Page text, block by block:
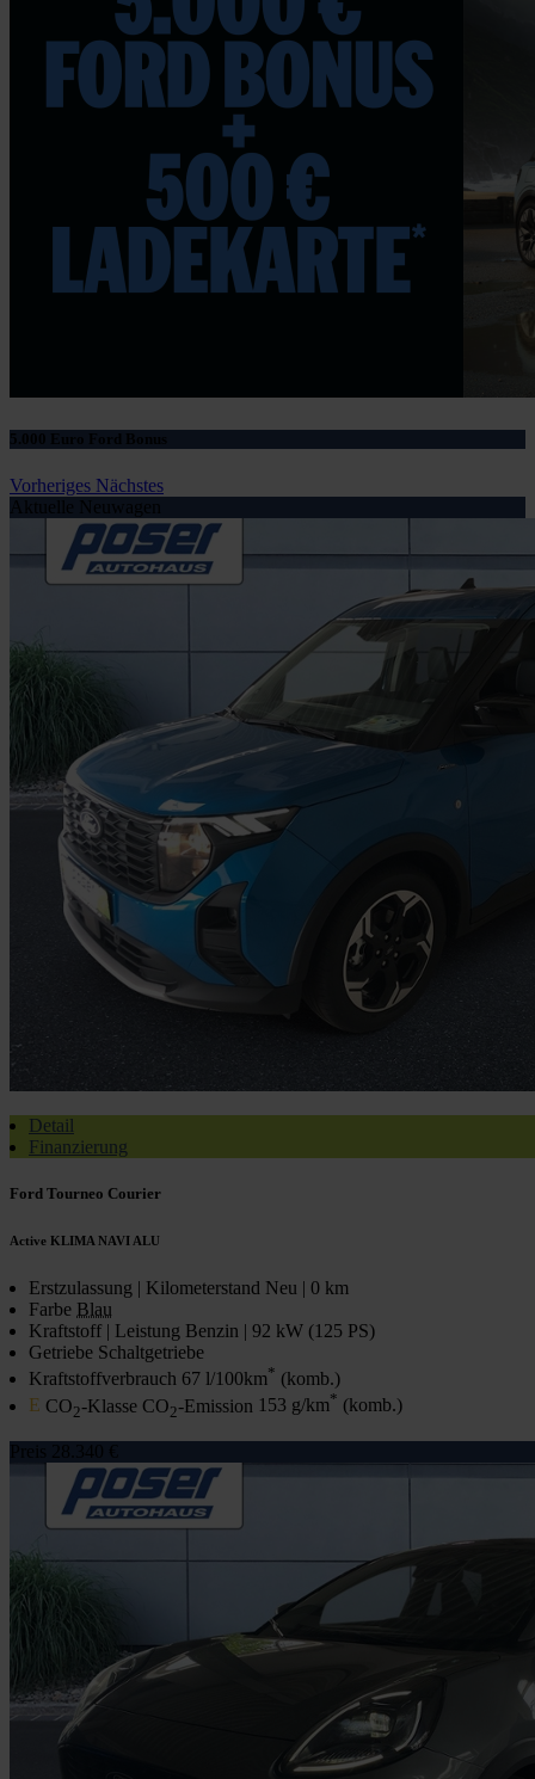
5.000 Euro Ford Bonus
Vorheriges Nächstes
Aktuelle Neuwagen
Detail
Finanzierung
Ford Tourneo Courier
Active KLIMA NAVI ALU
Erstzulassung | Kilometerstand Neu | 0 km
Farbe Blau
Kraftstoff | Leistung Benzin | 92 kW (125 PS)
Getriebe Schaltgetriebe
Kraftstoffverbrauch 67 l/100km* (komb.)
E CO2-Klasse CO2-Emission 153 g/km* (komb.)
Preis 28.340 €